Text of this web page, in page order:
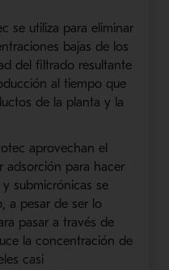
se utiliza para eliminar
bajas de los
del filtrado resultante
al tiempo que
de la planta y la
aprovechan el
adsorción para hacer
y submicrónicas se
a pesar de ser lo
pasar a través de
la concentración de
casi